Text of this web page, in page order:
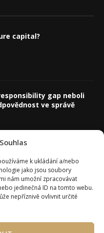
k ukládání a/nebo
jako jsou soubory
nám umožní zpracovávat
jedinečná ID na tomto webu.
nepříznivě ovlivnit určité
capital?
gap neboli
ve správě